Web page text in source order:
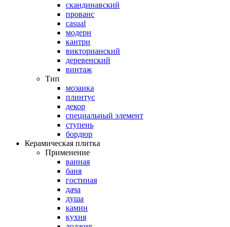
скандинавский
прованс
casual
модерн
кантри
викторианский
деревенский
винтаж
Тип
мозаика
плинтус
декор
специальный элемент
ступень
бордюр
Керамическая плитка
Применение
ванная
баня
гостиная
дача
душа
камин
кухня